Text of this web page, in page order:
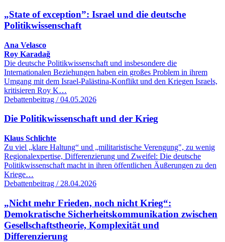
„State of exception”: Israel und die deutsche
Politikwissenschaft
Ana Velasco
Roy Karadağ
Die deutsche Politikwissenschaft und insbesondere die
Internationalen Beziehungen haben ein großes Problem in ihrem
Umgang mit dem Israel-Palästina-Konflikt und den Kriegen Israels,
kritisieren Roy K…
Debattenbeitrag / 04.05.2026
Die Politikwissenschaft und der Krieg
Klaus Schlichte
Zu viel „klare Haltung“ und „militaristische Verengung", zu wenig
Regionalexpertise, Differenzierung und Zweifel: Die deutsche
Politikwissenschaft macht in ihren öffentlichen Äußerungen zu den
Kriege…
Debattenbeitrag / 28.04.2026
„Nicht mehr Frieden, noch nicht Krieg“:
Demokratische Sicherheitskommunikation zwischen
Gesellschaftstheorie, Komplexität und
Differenzierung